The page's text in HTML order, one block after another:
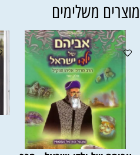
משלימים